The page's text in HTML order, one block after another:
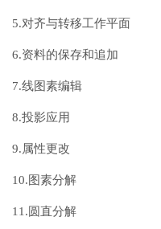
5.对齐与转移工作平面
6.资料的保存和追加
7.线图素编辑
8.投影应用
9.属性更改
10.图素分解
11.圆直分解